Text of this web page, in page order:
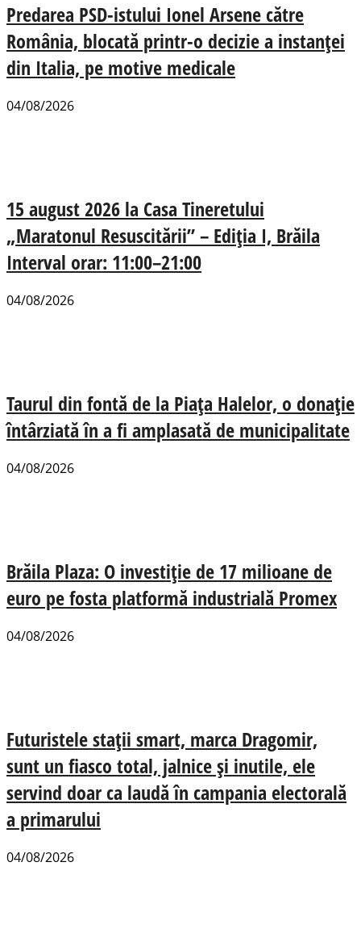
Predarea PSD-istului Ionel Arsene către
România, blocată printr-o decizie a instanței
din Italia, pe motive medicale
04/08/2026
15 august 2026 la Casa Tineretului
„Maratonul Resuscitării” – Ediția I, Brăila
Interval orar: 11:00–21:00
04/08/2026
Taurul din fontă de la Piața Halelor, o donație
întârziată în a fi amplasată de municipalitate
04/08/2026
Brăila Plaza: O investiție de 17 milioane de
euro pe fosta platformă industrială Promex
04/08/2026
Futuristele stații smart, marca Dragomir,
sunt un fiasco total, jalnice și inutile, ele
servind doar ca laudă în campania electorală
a primarului
04/08/2026